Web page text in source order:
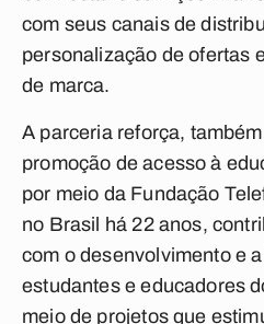
com seus canais de
personalização de ofertas
de marca.
A parceria reforça,
promoção de acesso à
por meio da Fundação
no Brasil há 22 anos,
com o desenvolvimento e
estudantes e educadores
meio de projetos que